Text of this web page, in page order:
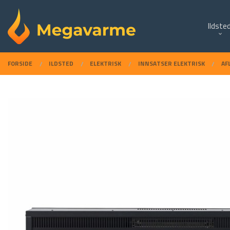
innholdet
PRODUKTER
FORSIDE ILDSTED ELEKTRISK INNSATSER ELEKTRISK